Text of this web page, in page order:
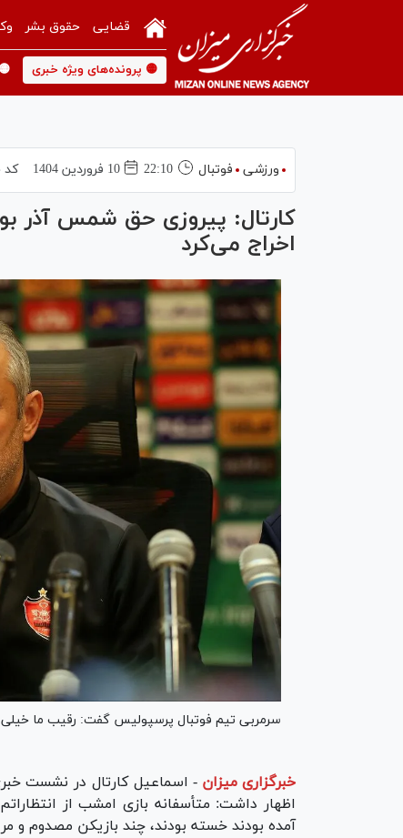
قضایی حقوق بشر
🟡 پرونده‌های ویژه خبری
ورزشی فوتبال 22:10 10 فروردين 1404 کد
کارتال: پیروزی حق شمس آذر
اخراج می‌کرد
سرمربی تیم فوتبال پرسپولیس گفت: رقیب ما
خبرگزاری میزان -
اظهار داشت: متأسفانه بازی امشب از
آمده بودند خسته بودند، چند بازیکن مصدوم و